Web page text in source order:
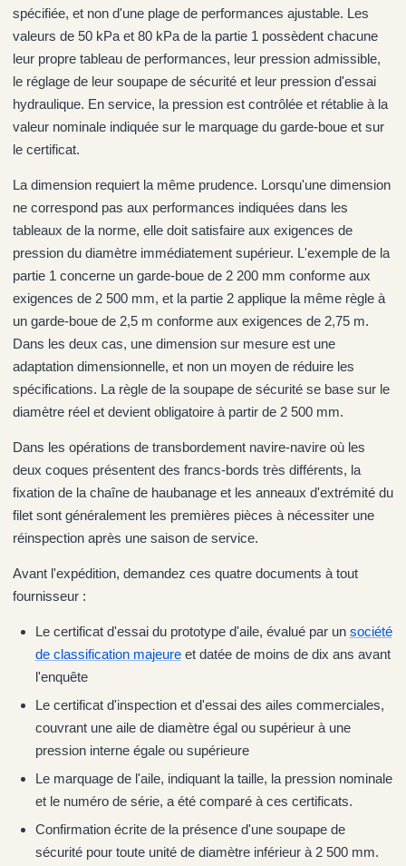
spécifiée, et non d'une plage de performances ajustable. Les
valeurs de 50 kPa et 80 kPa de la partie 1 possèdent chacune
leur propre tableau de performances, leur pression admissible,
le réglage de leur soupape de sécurité et leur pression d'essai
hydraulique. En service, la pression est contrôlée et rétablie à la
valeur nominale indiquée sur le marquage du garde-boue et sur
le certificat.
La dimension requiert la même prudence. Lorsqu'une dimension
ne correspond pas aux performances indiquées dans les
tableaux de la norme, elle doit satisfaire aux exigences de
pression du diamètre immédiatement supérieur. L'exemple de la
partie 1 concerne un garde-boue de 2 200 mm conforme aux
exigences de 2 500 mm, et la partie 2 applique la même règle à
un garde-boue de 2,5 m conforme aux exigences de 2,75 m.
Dans les deux cas, une dimension sur mesure est une
adaptation dimensionnelle, et non un moyen de réduire les
spécifications. La règle de la soupape de sécurité se base sur le
diamètre réel et devient obligatoire à partir de 2 500 mm.
Dans les opérations de transbordement navire-navire où les
deux coques présentent des francs-bords très différents, la
fixation de la chaîne de haubanage et les anneaux d'extrémité du
filet sont généralement les premières pièces à nécessiter une
réinspection après une saison de service.
Avant l'expédition, demandez ces quatre documents à tout
fournisseur :
Le certificat d'essai du prototype d'aile, évalué par un société
de classification majeureet datée de moins de dix ans avant
l'enquête
Le certificat d'inspection et d'essai des ailes commerciales,
couvrant une aile de diamètre égal ou supérieur à une
pression interne égale ou supérieure
Le marquage de l'aile, indiquant la taille, la pression nominale
et le numéro de série, a été comparé à ces certificats.
Confirmation écrite de la présence d'une soupape de
sécurité pour toute unité de diamètre inférieur à 2 500 mm.